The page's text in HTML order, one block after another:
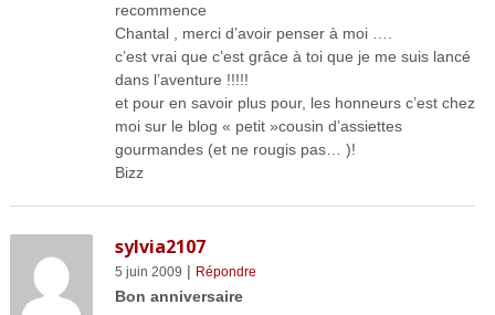
recommence
Chantal , merci d’avoir penser à moi ….
c’est vrai que c’est grâce à toi que je me suis lancé
dans l’aventure !!!!!
et pour en savoir plus pour, les honneurs c’est chez
moi sur le blog « petit »cousin d’assiettes
gourmandes (et ne rougis pas… )!
Bizz
sylvia2107
5 juin 2009 | Répondre
Bon anniversaire